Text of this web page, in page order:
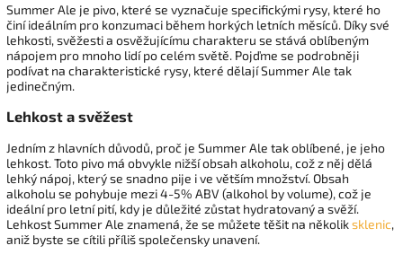
Summer Ale je pivo, které se vyznačuje specifickými rysy, které ho
činí ideálním pro konzumaci během horkých letních měsíců. Díky své
lehkosti, svěžesti a osvěžujícímu charakteru se stává oblíbeným
nápojem pro mnoho lidí po celém světě. Pojďme se podrobněji
podívat na charakteristické rysy, které dělají Summer Ale tak
jedinečným.
Lehkost a svěžest
Jedním z hlavních důvodů, proč je Summer Ale tak oblíbené, je jeho
lehkost. Toto pivo má obvykle nižší obsah alkoholu, což z něj dělá
lehký nápoj, který se snadno pije i ve větším množství. Obsah
alkoholu se pohybuje mezi 4-5% ABV (alkohol by volume), což je
ideální pro letní pití, kdy je důležité zůstat hydratovaný a svěží.
Lehkost Summer Ale znamená, že se můžete těšit na několiksklenic,
aniž byste se cítili příliš společensky unavení.